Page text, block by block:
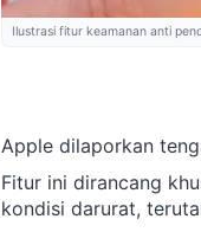
Ilustrasi fitur keamanan anti
Apple dilaporkan
Fitur ini dirancang
kondisi darurat,